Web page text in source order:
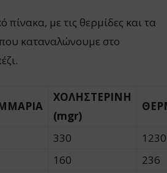
πίνακα, με τις θερμίδες και τα
καταναλώνουμε στο
ΧΟΛΗΣΤΕΡΙΝΗ
(mgr)
330
1230
160
236